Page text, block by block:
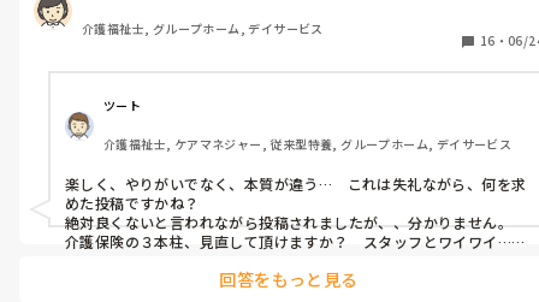
が、
介護職してきて、
やりがいを持って働きたいか？
楽しいと言っても
利用者さんは比較的介護度軽く
スタッフとワイワイ話して
仕事してる感覚がなくなるような
楽しさ。
利用者さんとも、スタッフとも
平等にワイワイしながら楽しく働きく。
介護福祉士, グループホーム, デイサービス
16 ・ 06/
ツート
介護福祉士, ケアマネジャー, 従来型特養, グループホーム, デイサービス
楽しく、やりがいでなく、本質が違う…　これは失礼ながら、何を求
めた投稿ですかね？
絶対良くないと言われながら投稿されましたが、、分かりません。
介護保険の３本柱、見直して頂けますか？　スタッフとワイワイ…
回答をもっと見る